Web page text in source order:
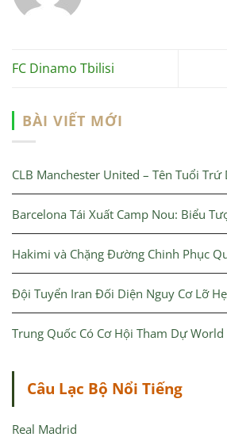
FC Dinamo Tbilisi
BÀI VIẾT MỚI
CLB Manchester United – Tên Tuổi Trứ
Barcelona Tái Xuất Camp Nou: Biểu
Hakimi và Chặng Đường Chinh Phục
Đội Tuyển Iran Đối Diện Nguy Cơ Lỡ
Trung Quốc Có Cơ Hội Tham Dự World
Câu Lạc Bộ Nổi Tiếng
Real Madrid